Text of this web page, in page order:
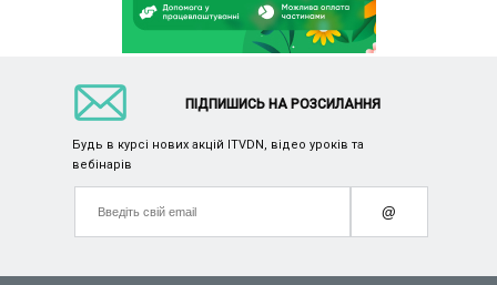
ПІДПИШИСЬ НА РОЗСИЛАННЯ
Будь в курсі нових акцій ITVDN, відео уроків та
вебінарів
@